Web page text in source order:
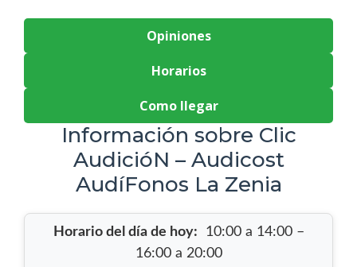
Opiniones
Horarios
Como llegar
Información sobre Clic
AudicióN – Audicost
AudíFonos La Zenia
Horario del día de hoy:
10:00 a 14:00 –
16:00 a 20:00